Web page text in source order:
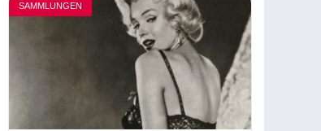
SAMMLUNGEN